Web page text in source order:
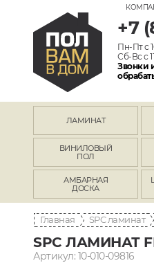
+7
Пн-Пт с
Сб-Вс с
Звонки
ЛАМИНАТ
ВИНИЛОВЫЙ
ПОЛ
АМБАРНАЯ
ДОСКА
Главная SPC ламинат
SPC ЛАМИНАТ
Артикул: 10-010-09816